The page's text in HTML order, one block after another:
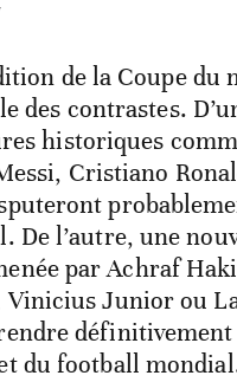
de la Coupe du
des contrastes.
historiques
Cristiano
De l’autre, une
par Achraf
Vinicius Junior ou
du football